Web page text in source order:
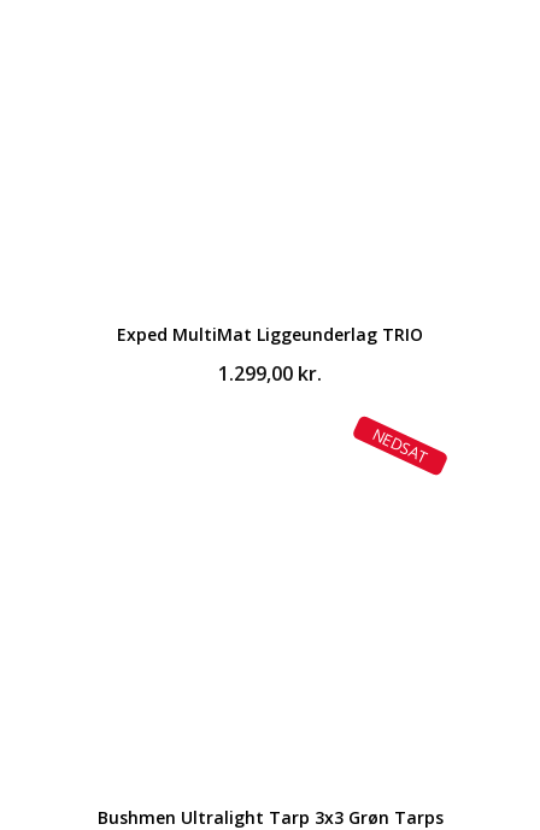
Exped MultiMat Liggeunderlag TRIO
1.299,00 kr.
NEDSAT
Bushmen Ultralight Tarp 3x3 Grøn Tarps